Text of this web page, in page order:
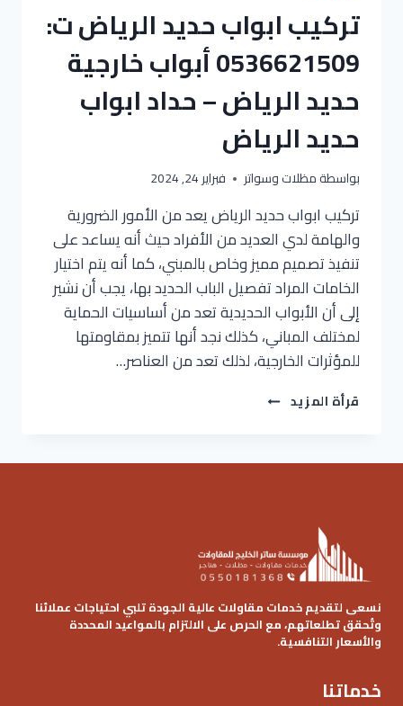
تركيب ابواب حديد الرياض ت:
0536621509 أبواب خارجية
حديد الرياض – حداد ابواب
حديد الرياض
بواسطةمظلات وسواتر فبراير 24, 2024
تركيب ابواب حديد الرياض يعد من الأمور الضرورية
والهامة لدي العديد من الأفراد حيث أنه يساعد على
تنفيذ تصميم مميز وخاص بالمبني، كما أنه يتم اختيار
الخامات المراد تفصيل الباب الحديد بها، يجب أن نشير
إلى أن الأبواب الحديدية تعد من أساسيات الحماية
لمختلف المباني، كذلك نجد أنها تتميز بمقاومتها
للمؤثرات الخارجية، لذلك تعد من العناصر…
قرأة المزيد تركيب
حديد
الرياض
–
حداد
ابواب
حديد
نسعى لتقديم خدمات مقاولات عالية الجودة تلبي احتياجات عملائنا
وتُحقق تطلعاتهم، مع الحرص على الالتزام بالمواعيد المحددة
والأسعار التنافسية.
خدماتنا